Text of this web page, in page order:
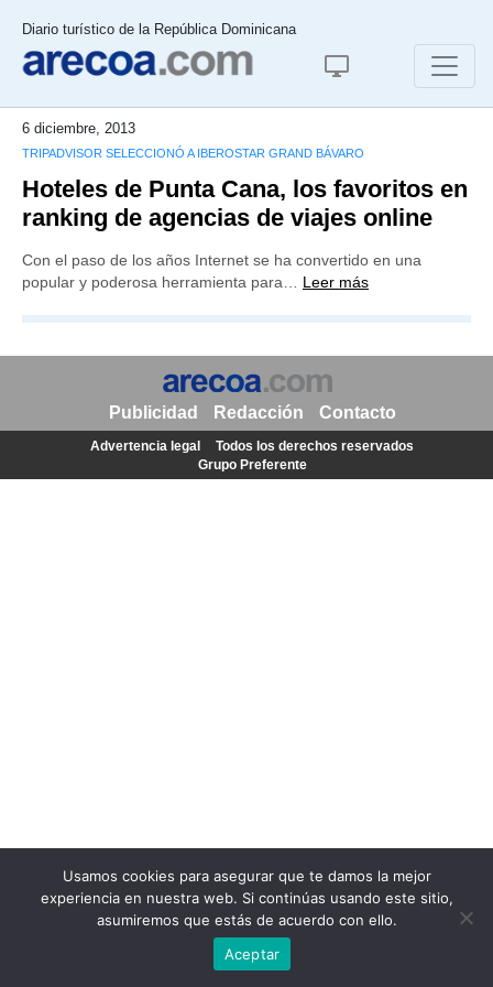
Diario turístico de la República Dominicana
6 diciembre, 2013
TRIPADVISOR SELECCIONÓ A IBEROSTAR GRAND BÁVARO
Hoteles de Punta Cana, los favoritos en
ranking de agencias de viajes online
Con el paso de los años Internet se ha convertido en una
popular y poderosa herramienta para… Leer más
Usamos cookies para asegurar que te damos la mejor
experiencia en nuestra web. Si continúas usando este sitio,
asumiremos que estás de acuerdo con ello.
Aceptar
Publicidad Redacción Contacto
Advertencia legal
Todos los derechos reservados
Grupo Preferente